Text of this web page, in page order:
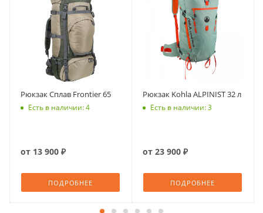
Рюкзак Сплав Frontier 65
Есть в наличии: 4
от 13 900 ₽
ПОДРОБНЕЕ
Рюкзак Kohla ALPINIST 32 л
Есть в наличии: 3
от 23 900 ₽
ПОДРОБНЕЕ